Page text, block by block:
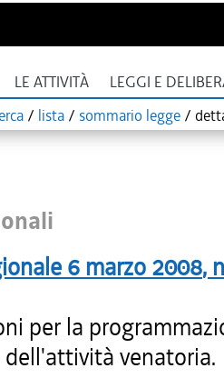
LE ATTIVITÀ LEGGI E
/ lista / sommario legge /
6 marzo 2008,
per la
dell'attività venatoria.